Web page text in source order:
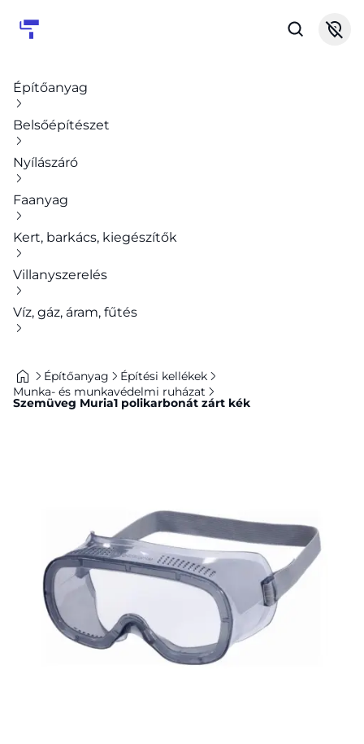
Építőanyag
Belsőépítészet
Nyílászáró
Faanyag
Kert, barkács, kiegészítők
Villanyszerelés
Víz, gáz, áram, fűtés
Építőanyag
Építési kellékek
Munka- és munkavédelmi ruházat
Szemüveg Muria1 polikarbonát zárt kék